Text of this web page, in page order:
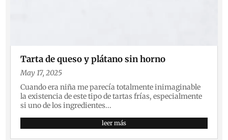
Tarta de queso y plátano sin horno
May 17, 2025
Cuando era niña me parecía totalmente inimaginable
la existencia de este tipo de tartas frías, especialmente
si uno de los ingredientes...
leer más